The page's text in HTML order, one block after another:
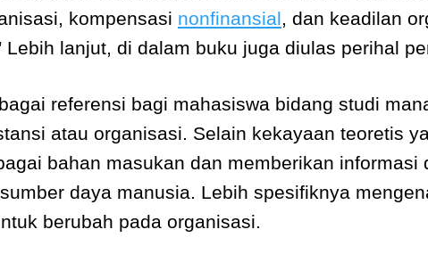
kompensasi nonfinansial , dan keadilan
Lebih lanjut, di dalam buku juga diulas perihal
referensi bagi mahasiswa bidang studi
atau organisasi. Selain kekayaan teoretis
bahan masukan dan memberikan informasi
daya manusia. Lebih spesifiknya
berubah pada organisasi.